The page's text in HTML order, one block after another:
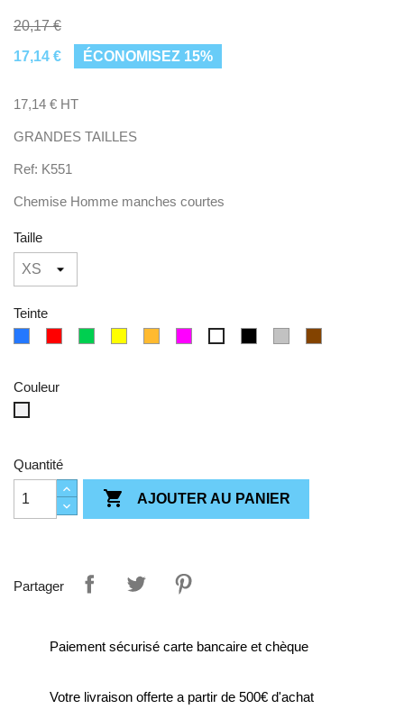
20,17 €
17,14 €
ÉCONOMISEZ 15%
17,14 € HT
GRANDES TAILLES
Ref: K551
Chemise Homme manches courtes
Taille
Teinte
Couleur
Quantité
 AJOUTER AU PANIER
Partager
Paiement sécurisé carte bancaire et chèque
Votre livraison offerte a partir de 500€ d'achat